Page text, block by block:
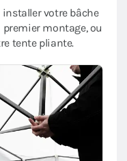
votre bâche
montage, ou
tente pliante.